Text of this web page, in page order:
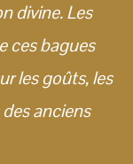
divine. Les
ces bagues
les goûts, les
anciens